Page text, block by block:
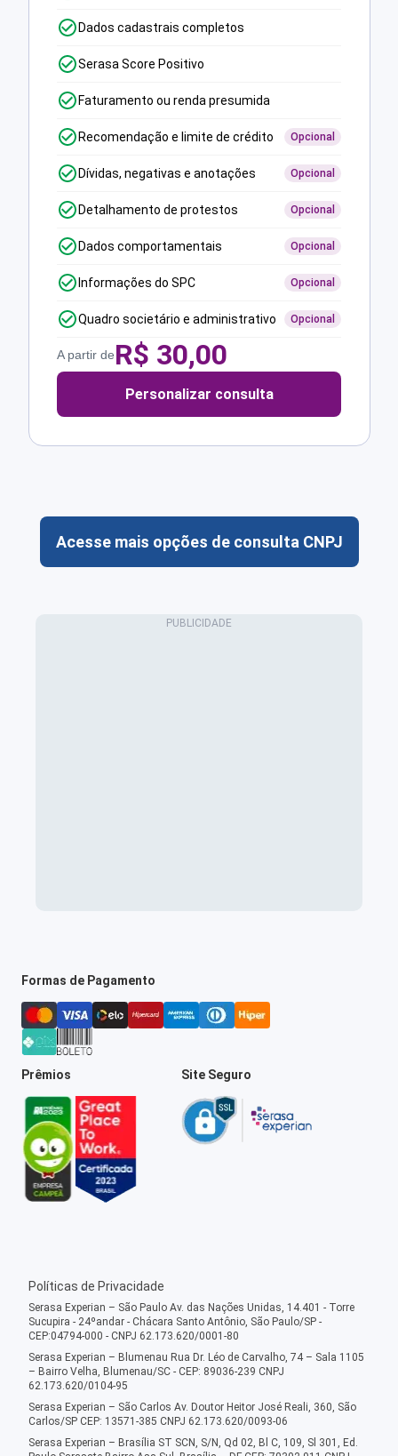
Dados cadastrais completos
Serasa Score Positivo
Faturamento ou renda presumida
Recomendação e limite de crédito Opcional
Dívidas, negativas e anotações Opcional
Detalhamento de protestos Opcional
Dados comportamentais Opcional
Informações do SPC Opcional
Quadro societário e administrativo Opcional
A partir deR$ 30,00
Personalizar consulta
Acesse mais opções de consulta CNPJ
Formas de Pagamento
Prêmios Site Seguro
Políticas de Privacidade
Serasa Experian – São Paulo Av. das Nações Unidas, 14.401 - Torre
Sucupira - 24ºandar - Chácara Santo Antônio, São Paulo/SP -
CEP:04794-000 - CNPJ 62.173.620/0001-80
Serasa Experian – Blumenau Rua Dr. Léo de Carvalho, 74 – Sala 1105
– Bairro Velha, Blumenau/SC - CEP: 89036-239 CNPJ
62.173.620/0104-95
Serasa Experian – São Carlos Av. Doutor Heitor José Reali, 360, São
Carlos/SP CEP: 13571-385 CNPJ 62.173.620/0093-06
Serasa Experian – Brasília ST SCN, S/N, Qd 02, Bl C, 109, Sl 301, Ed.